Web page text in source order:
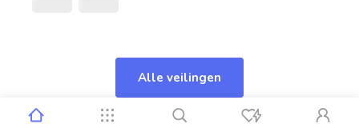
Alle veilingen